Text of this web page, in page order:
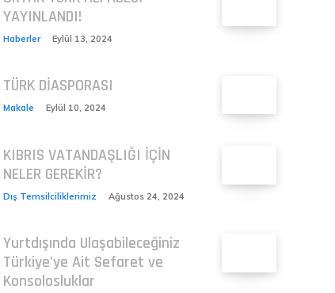
YAYINLANDI!
Haberler Eylül 13, 2024
TÜRK DİASPORASI
Makale Eylül 10, 2024
KIBRIS VATANDAŞLIĞI İÇİN
NELER GEREKİR?
Dış Temsilciliklerimiz Ağustos 24, 2024
Yurtdışında Ulaşabileceğiniz
Türkiye’ye Ait Sefaret ve
Konsolosluklar